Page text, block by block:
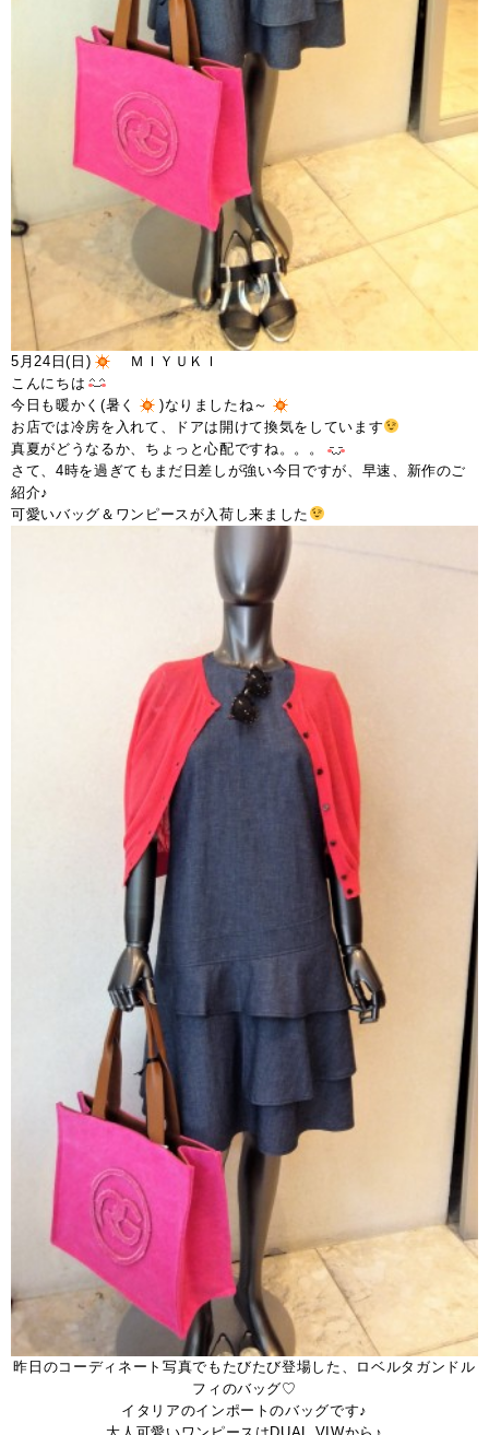
5月24日(日)
ＭＩＹＵＫＩ
こんにちは
今日も暖かく(暑く
)なりましたね～
お店では冷房を入れて、ドアは開けて換気をしています
真夏がどうなるか、ちょっと心配ですね。。。
さて、4時を過ぎてもまだ日差しが強い今日ですが、早速、新作のご
紹介♪
可愛いバッグ＆ワンピースが入荷し来ました
昨日のコーディネート写真でもたびたび登場した、ロベルタガンドル
フィのバッグ♡
イタリアのインポートのバッグです♪